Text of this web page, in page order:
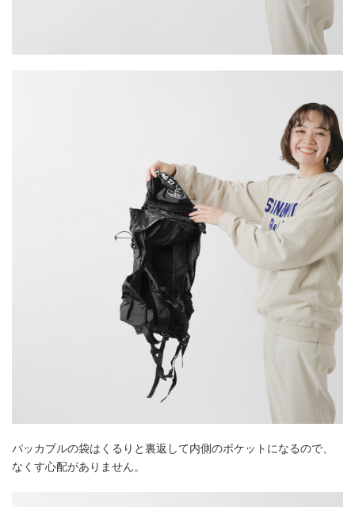
パッカブルの袋はくるりと裏返して内側のポケットになるので、
なくす心配がありません。